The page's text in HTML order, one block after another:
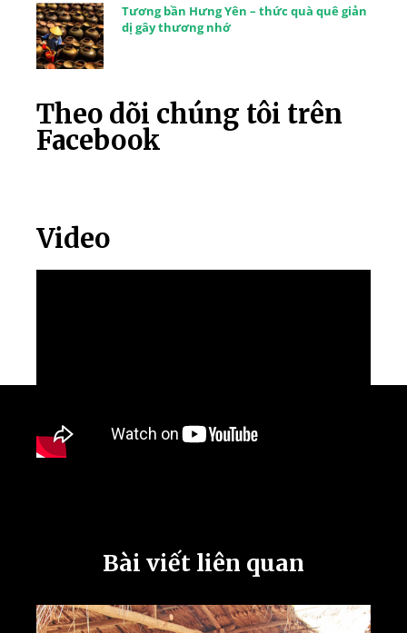
Tương bần Hưng Yên – thức quà quê giản
dị gây thương nhớ
Theo dõi chúng tôi trên
Facebook
Video
Bài viết liên quan